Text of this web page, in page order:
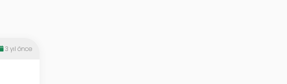
3 yıl önce